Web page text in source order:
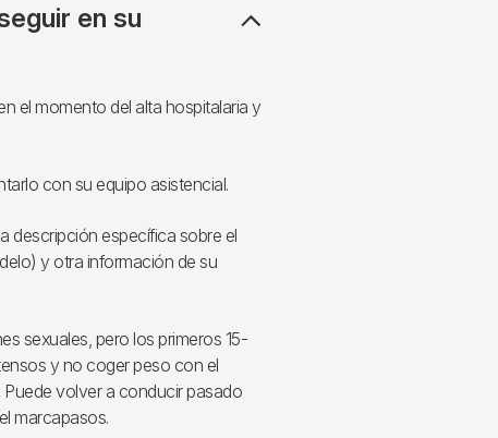
en su
el momento del alta hospitalaria y
con su equipo asistencial.
descripción específica sobre el
y otra información de su
sexuales, pero los primeros 15-
y no coger peso con el
volver a conducir pasado
marcapasos.